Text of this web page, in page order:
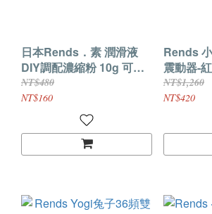
日本Rends．素 潤滑液
DIY調配濃縮粉 10g 可隨
意調配潤滑液
NT$480
NT$160
Rends
震動器-紅
NT$1,260
NT$420